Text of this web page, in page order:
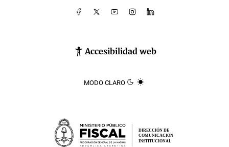
Accesibilidad web
MODO CLARO
DIRECCIÓN DE
COMUNICACIÓN
INSTITUCIONAL